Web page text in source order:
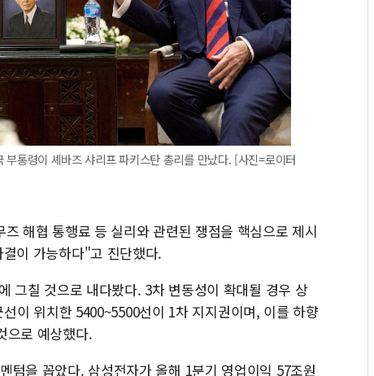
통령이 셰바즈 샤리프 파키스탄 총리를 만났다. [사진=로이터
해협 통행료 등 실리와 관련된 쟁점을 핵심으로 제시
이 가능하다"고 진단했다.
그칠 것으로 내다봤다. 3차 변동성이 확대될 경우 상
이 위치한 5400~5500선이 1차 지지권이며, 이를 하향
으로 예상했다.
텀을 꼽았다. 삼성전자가 올해 1분기 영업이익 57조원